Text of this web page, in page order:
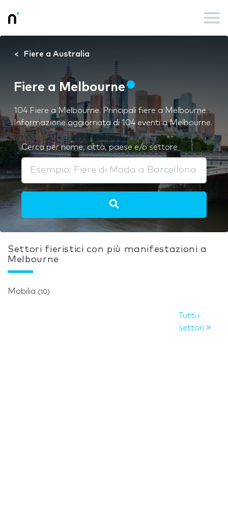
Fiere a Australia
Fiere a Melbourne
104 Fiere a Melbourne. Principali fiere a Melbourne.
Informazione aggiornata di 104 eventi a Melbourne.
Cerca per nome, città, paese e/o settore
Settori fieristici con più manifestazioni a
Melbourne
Mobilia (10)
Tutti i
settori